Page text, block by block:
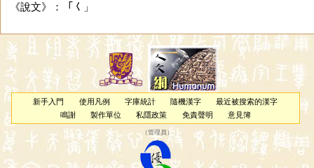
《說文》：「 𡿨 」
新手入門 使用凡例 字庫統計 隨機漢字
最近被搜索的漢字
鳴謝
製作單位 私隱政策 免責聲明 意見簿
（管理員 ）